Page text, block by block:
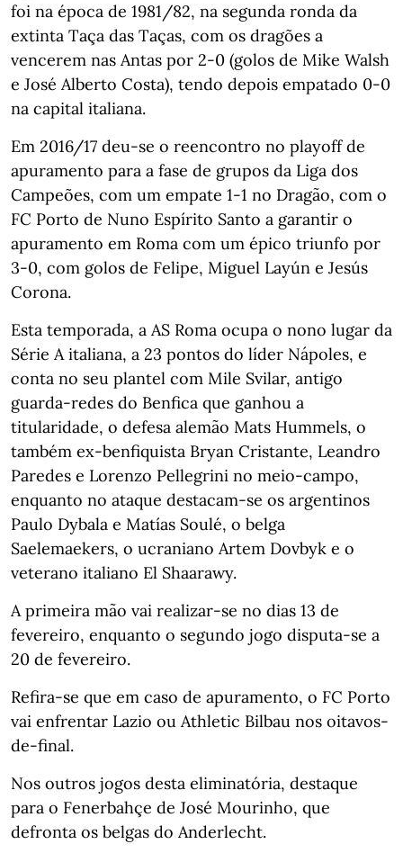
foi na época de 1981/82, na segunda ronda da
extinta Taça das Taças, com os dragões a
vencerem nas Antas por 2-0 (golos de Mike Walsh
e José Alberto Costa), tendo depois empatado 0-0
na capital italiana.
Em 2016/17 deu-se o reencontro no playoff de
apuramento para a fase de grupos da Liga dos
Campeões, com um empate 1-1 no Dragão, com o
FC Porto de Nuno Espírito Santo a garantir o
apuramento em Roma com um épico triunfo por
3-0, com golos de Felipe, Miguel Layún e Jesús
Corona.
Esta temporada, a AS Roma ocupa o nono lugar da
Série A italiana, a 23 pontos do líder Nápoles, e
conta no seu plantel com Mile Svilar, antigo
guarda-redes do Benfica que ganhou a
titularidade, o defesa alemão Mats Hummels, o
também ex-benfiquista Bryan Cristante, Leandro
Paredes e Lorenzo Pellegrini no meio-campo,
enquanto no ataque destacam-se os argentinos
Paulo Dybala e Matías Soulé, o belga
Saelemaekers, o ucraniano Artem Dovbyk e o
veterano italiano El Shaarawy.
A primeira mão vai realizar-se no dias 13 de
fevereiro, enquanto o segundo jogo disputa-se a
20 de fevereiro.
Refira-se que em caso de apuramento, o FC Porto
vai enfrentar Lazio ou Athletic Bilbau nos oitavos-
de-final.
Nos outros jogos desta eliminatória, destaque
para o Fenerbahçe de José Mourinho, que
defronta os belgas do Anderlecht.